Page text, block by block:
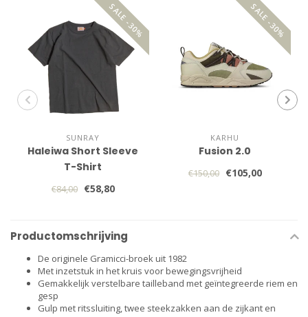
SALE -30%
SUNRAY
Haleiwa Short Sleeve
T-Shirt
€84,00 €58,80
SALE -30%
KARHU
Fusion 2.0
€150,00 €105,00
Productomschrijving
De originele Gramicci-broek uit 1982
Met inzetstuk in het kruis voor bewegingsvrijheid
Gemakkelijk verstelbare tailleband met geïntegreerde riem en
gesp
Gulp met ritssluiting, twee steekzakken aan de zijkant en